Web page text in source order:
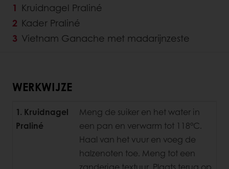
Kruidnagel Praliné
Kader Praliné
Vietnam Ganache met madarijnzeste
WERKWIJZE
1. Kruidnagel
Praliné
Meng de suiker en het water in
een pan en verwarm tot 118°C.
Haal van het vuur en voeg de
halzenoten toe. Meng tot een
zanderige textuur. Plaats terug op